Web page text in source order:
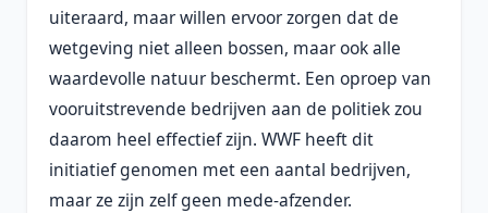
uiteraard, maar willen ervoor zorgen dat de
wetgeving niet alleen bossen, maar ook alle
waardevolle natuur beschermt. Een oproep van
vooruitstrevende bedrijven aan de politiek zou
daarom heel effectief zijn. WWF heeft dit
initiatief genomen met een aantal bedrijven,
maar ze zijn zelf geen mede-afzender.